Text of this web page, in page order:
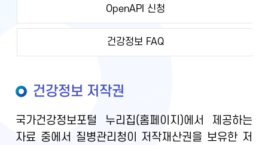
OpenAPI 신청
건강정보 FAQ
건강정보 저작권
국가건강정보포털 누리집(홈페이지)에서 제공하는
자료 중에서 질병관리청이 저작재산권을 보유한 저